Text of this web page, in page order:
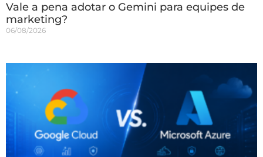
Vale a pena adotar o Gemini para equipes de
marketing?
06/08/2026